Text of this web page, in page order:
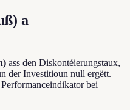
a
ass den Diskontéierungstaux,
der Investitioun null ergëtt.
bei